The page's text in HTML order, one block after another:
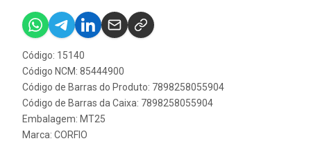
Código: 15140
Código NCM: 85444900
Código de Barras do Produto: 7898258055904
Código de Barras da Caixa: 7898258055904
Embalagem: MT25
Marca: CORFIO